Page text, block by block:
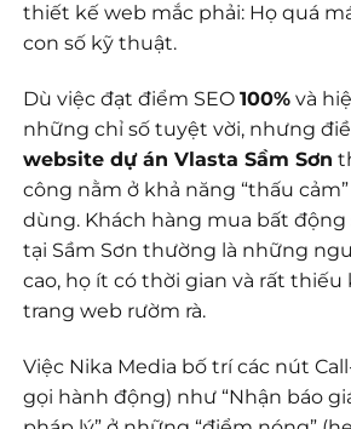
thiết kế web mắc phải: Họ quá
con số kỹ thuật.
Dù việc đạt điểm SEO100% và
những chỉ số tuyệt vời, nhưng
website dự án Vlasta Sầm Sơn
công nằm ở khả năng “thấu
dùng. Khách hàng mua bất
tại Sầm Sơn thường là những
cao, họ ít có thời gian và rất thiếu
trang web rườm rà.
Việc Nika Media bố trí các nút
gọi hành động) như “Nhận báo